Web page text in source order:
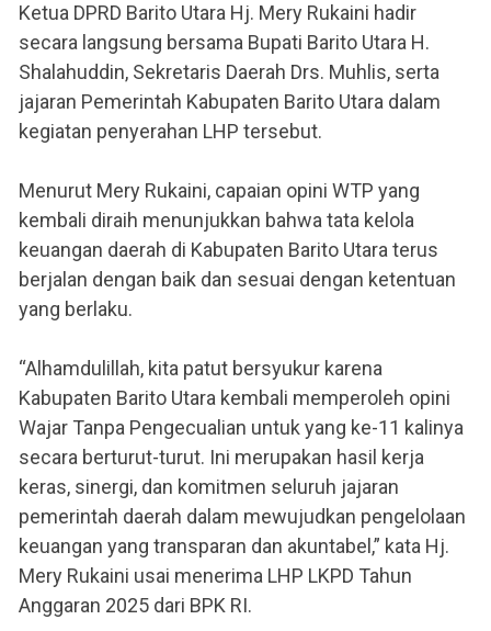
Ketua DPRD Barito Utara Hj. Mery Rukaini hadir
secara langsung bersama Bupati Barito Utara H.
Shalahuddin, Sekretaris Daerah Drs. Muhlis, serta
jajaran Pemerintah Kabupaten Barito Utara dalam
kegiatan penyerahan LHP tersebut.
Menurut Mery Rukaini, capaian opini WTP yang
kembali diraih menunjukkan bahwa tata kelola
keuangan daerah di Kabupaten Barito Utara terus
berjalan dengan baik dan sesuai dengan ketentuan
yang berlaku.
“Alhamdulillah, kita patut bersyukur karena
Kabupaten Barito Utara kembali memperoleh opini
Wajar Tanpa Pengecualian untuk yang ke-11 kalinya
secara berturut-turut. Ini merupakan hasil kerja
keras, sinergi, dan komitmen seluruh jajaran
pemerintah daerah dalam mewujudkan pengelolaan
keuangan yang transparan dan akuntabel,” kata Hj.
Mery Rukaini usai menerima LHP LKPD Tahun
Anggaran 2025 dari BPK RI.